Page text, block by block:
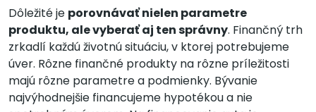
Dôležité je porovnávať nielen parametre
produktu, ale vyberať aj ten správny. Finančný trh
zrkadlí každú životnú situáciu, v ktorej potrebujeme
úver. Rôzne finančné produkty na rôzne príležitosti
majú rôzne parametre a podmienky. Bývanie
najvýhodnejšie financujeme hypotékou a nie